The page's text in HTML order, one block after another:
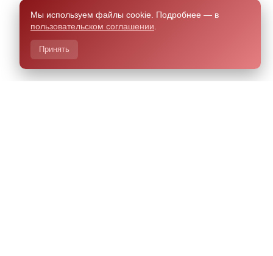
Мы используем файлы cookie. Подробнее — в
пользовательском соглашении
Принять